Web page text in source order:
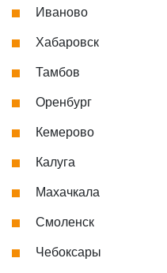
Иваново
Хабаровск
Тамбов
Оренбург
Кемерово
Калуга
Махачкала
Смоленск
Чебоксары